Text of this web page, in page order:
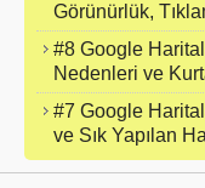
Görünürlük,
#8 Google
Nedenleri ve
#7 Google
ve Sık Yapılan